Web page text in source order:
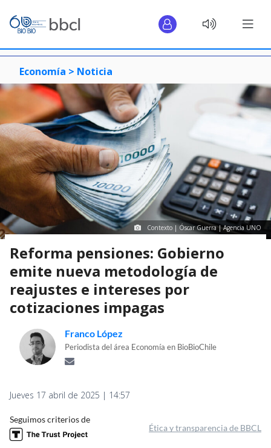
Economía > Noticia
Contexto | Óscar Guerra | Agencia UNO
Reforma pensiones: Gobierno
emite nueva metodología de
reajustes e intereses por
cotizaciones impagas
Franco López
Periodista del área Economía en BioBioChile
Jueves 17 abril de 2025 | 14:57
Seguimos criterios de
Ética y transparencia de BBCL